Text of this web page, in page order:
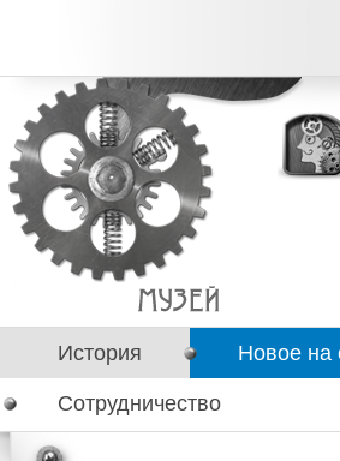
История Новое на
Сотрудничество